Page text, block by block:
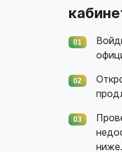
01
02
03
ниже.